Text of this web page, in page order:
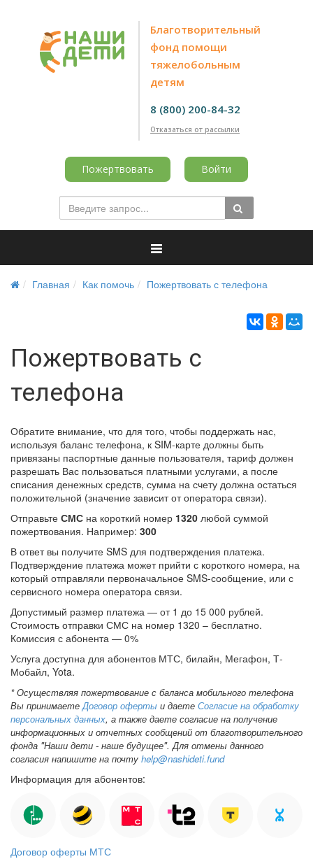
Благотворительный
фонд помощи
тяжелобольным
детям
8 (800) 200-84-32
Отказаться от рассылки
Пожертвовать Войти
Главная Как помочь Пожертвовать с телефона
Пожертвовать с
телефона
Обратите внимание, что для того, чтобы поддержать нас,
используя баланс телефона, к SIM-карте должны быть
привязаны паспортные данные пользователя, тариф должен
разрешать Вас пользоваться платными услугами, а после
списания денежных средств, сумма на счету должна остаться
положительной (значение зависит от оператора связи).
Отправьте СМС на короткий номер 1320 любой суммой
пожертвования. Например: 300
В ответ вы получите SMS для подтверждения платежа.
Подтверждение платежа может прийти с короткого номера, на
который отправляли первоначальное SMS-сообщение, или с
сервисного номера оператора связи.
Допустимый размер платежа — от 1 до 15 000 рублей.
Стоимость отправки СМС на номер 1320 – бесплатно.
Комиссия с абонента — 0%
Услуга доступна для абонентов МТС, билайн, Мегафон, Т-
Мобайл, Yota.
* Осуществляя пожертвование с баланса мобильного телефона
Вы принимаетеДоговор оферты и даете Согласие на обработку
персональных данных, а также даете согласие на получение
информационных и отчетных сообщений от благотворительного
фонда "Наши дети - наше будущее". Для отмены данного
согласия напишите на почту help@nashideti.fund
Информация для абонентов:
Договор оферты МТС